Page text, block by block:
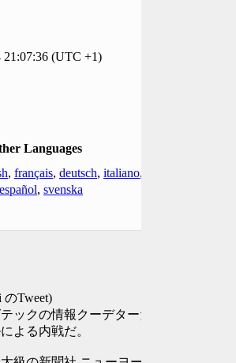
21:07:36 (UTC +1)
Languages
, français, deutsch, italiano,
español, svenska
のTweet)
ックの情報クーデターだ。
よる内戦だ。